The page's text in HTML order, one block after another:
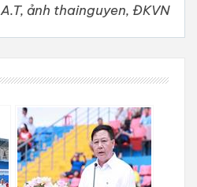
A.T, ảnh thainguyen, ĐKVN